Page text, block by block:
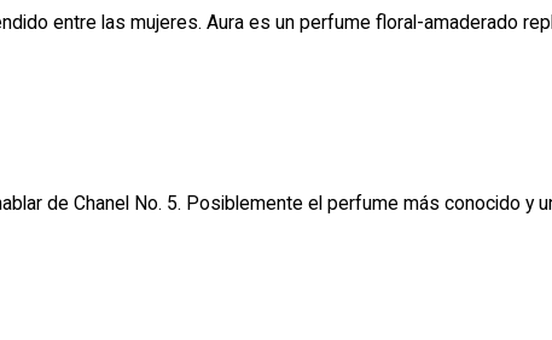
entre las mujeres. Aura es un perfume floral-amaderado
de Chanel No. 5. Posiblemente el perfume más conocido y